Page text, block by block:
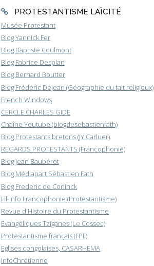
PROTESTANTISME LAÏCITÉ
Musée Protestant
Blog Yannick Fer
Blog Baptiste Coulmont
Blog Fabrice Desplan
Blog Bernard Boutter
Blog Frédéric Dejean (Géographie du fait religieux)
French Windows
CERCLE CHARLES GIDE
Chaîne Youtube (blogdesebastienfath)
Blog Protestants bretons (JY.Carluer)
REGARDS PROTESTANTS (Francophonie)
Blog Jean Baubérot
Blog Médiapart Sébastien Fath
Blog Frederic de Coninck
Fil-info Francophonie (Protestantisme)
Revue d'Histoire du Protestantisme
Evangéliques Tziganes (Le Cossec)
Protestantisme français (FPF)
Eglises congolaises, CASARHEMA
InfoChrétienne